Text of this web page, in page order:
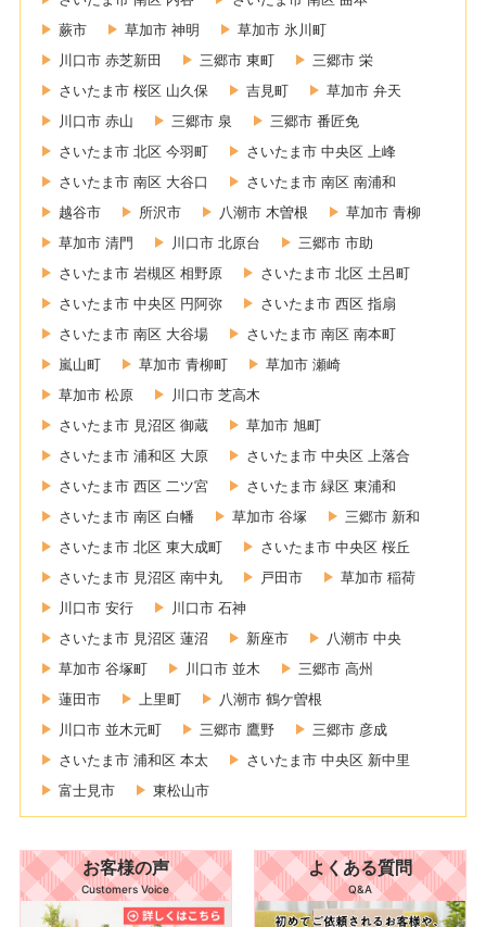
蕨市
草加市 神明
草加市 氷川町
川口市 赤芝新田
三郷市 東町
三郷市 栄
さいたま市 桜区 山久保
吉見町
草加市 弁天
川口市 赤山
三郷市 泉
三郷市 番匠免
さいたま市 北区 今羽町
さいたま市 中央区 上峰
さいたま市 南区 大谷口
さいたま市 南区 南浦和
越谷市
所沢市 八潮市 木曽根
草加市 青柳
草加市 清門
川口市 北原台
三郷市 市助
さいたま市 岩槻区 相野原
さいたま市 北区 土呂町
さいたま市 中央区 円阿弥
さいたま市 西区 指扇
さいたま市 南区 大谷場
さいたま市 南区 南本町
嵐山町
草加市 青柳町
草加市 瀬崎
草加市 松原
川口市 芝高木
さいたま市 見沼区 御蔵
草加市 旭町
さいたま市 浦和区 大原
さいたま市 中央区 上落合
さいたま市 西区 二ツ宮
さいたま市 緑区 東浦和
さいたま市 南区 白幡
草加市 谷塚
三郷市 新和
さいたま市 北区 東大成町
さいたま市 中央区 桜丘
さいたま市 見沼区 南中丸
戸田市
草加市 稲荷
川口市 安行
川口市 石神
さいたま市 見沼区 蓮沼
新座市
八潮市 中央
草加市 谷塚町
川口市 並木
三郷市 高州
蓮田市
上里町
八潮市 鶴ケ曽根
川口市 並木元町
三郷市 鷹野
三郷市 彦成
さいたま市 浦和区 本太
さいたま市 中央区 新中里
富士見市
東松山市
お客様の声
Customers Voice
よくある質問
Q&A